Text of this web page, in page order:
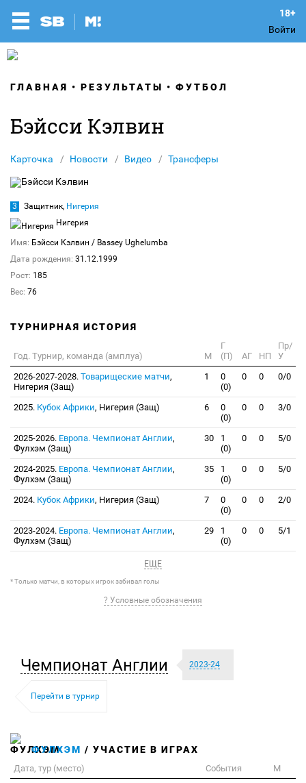
Войти
ГЛАВНАЯ РЕЗУЛЬТАТЫ ФУТБОЛ
Бэйсси Кэлвин
Карточка Новости Видео Трансферы
3 Защитник, Нигерия
Нигерия
Имя: Бэйсси Кэлвин / Bassey Ughelumba
Дата рождения: 31.12.1999
Рост: 185
Вес: 76
ТУРНИРНАЯ ИСТОРИЯ
Год. Турнир, команда (амплуа) М
Г
(П)
АГ НП
Пр/
У
2026-2027-2028. Товарищеские матчи,
Нигерия (Защ)
1
0
(0)
0 0 0/0
2025. Кубок Африки, Нигерия (Защ) 6
0
(0)
0 0 3/0
2025-2026. Европа. Чемпионат Англии,
Фулхэм (Защ)
30
1
(0)
0 0 5/0
2024-2025. Европа. Чемпионат Англии,
Фулхэм (Защ)
35
1
(0)
0 0 5/0
2024. Кубок Африки, Нигерия (Защ) 7
0
(0)
0 0 2/0
2023-2024. Европа. Чемпионат Англии,
Фулхэм (Защ)
29
1
(0)
0 0 5/1
ЕЩЕ
* Только матчи, в которых игрок забивал голы
? Условные обозначения
Чемпионат Англии 2023-24
Перейти в турнир
ФУЛХЭМ / УЧАСТИЕ В ИГРАХ
Дата, тур (место) События
М